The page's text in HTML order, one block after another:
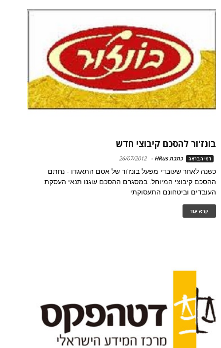
בונז'ור להסכם קיבוצי חדש
דמי הבראה כתבת HRus -
26/07/2012
כשנה לאחר שעובדי מפעל בונז'ור של אסם התאגדו - נחתם
ההסכם קיבוצי המיוחל. במסגרם ההסכם עוגנו תנאי העסקת
העובדים וביטחונם התעסוקתי
קרא עוד